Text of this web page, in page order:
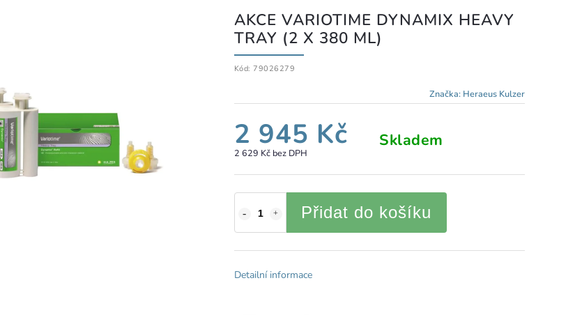
AKCE VARIOTIME DYNAMIX HEAVY
TRAY (2 X 380 ML)
Kód: 79026279
Značka: Heraeus Kulzer
2 945 Kč
2 629 Kč bez DPH
Skladem
Přidat do košíku
Detailní informace